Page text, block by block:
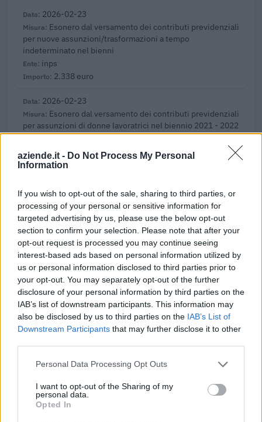
aziende.it - Do Not Process My Personal
Information
If you wish to opt-out of the sale, sharing to third parties, or
processing of your personal or sensitive information for
targeted advertising by us, please use the below opt-out
section to confirm your selection. Please note that after your
opt-out request is processed you may continue seeing
interest-based ads based on personal information utilized by
us or personal information disclosed to third parties prior to
your opt-out. You may separately opt-out of the further
disclosure of your personal information by third parties on the
IAB’s list of downstream participants. This information may
also be disclosed by us to third parties on the IAB’s List of
Downstream Participants that may further disclose it to other
Personal Data Processing Opt Outs
I want to opt-out of the Sharing of my
personal data.
Opted In
2026-02-23
Esonero dal versamento dei contributi previdenziali
per nuove assunzioni/trasformazioni a tempo
indeterminato nel bienni
inps
2.338 euro
2026-02-23
Esonero dal versamento dei contributi previdenziali
per assunzioni di donne lavoratrici nel biennio 2021 - 2022
(art. 1
inps
1.659 euro
Esonero dal versamento dei contributi previdenziali
per nuove assunzioni/trasformazioni a tempo
indeterminato nel bienni
inps
10.350 euro
2023-04-19
esenzioni fiscali e crediti d'imposta adottati a
seguito della crisi economica causata dall'epidemia di
COVID-19 [con mo
agenzia delle entrate
45.684 euro
2022-11-28
per nuove assunzioni/trasformazioni a tempo
indeterminato nel bienni
inps